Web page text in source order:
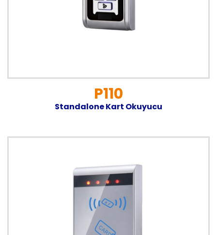
P110
Standalone Kart Okuyucu